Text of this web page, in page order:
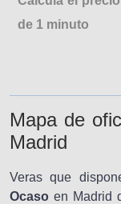
de 1 minuto
Mapa de
Madrid
Veras que
Ocaso en Madrid